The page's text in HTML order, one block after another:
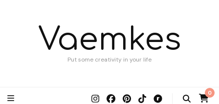
Vaemkes
Put some creativity in your life
0